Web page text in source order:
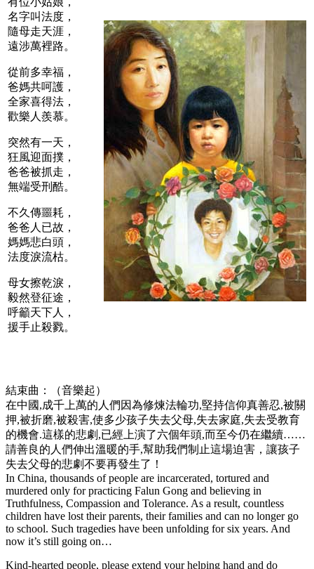
名字叫法度，
隨母走天涯，
遠涉萬裡路。
從前多幸福，
爸媽共呵護，
全家喜得法，
歡樂人羨慕。
突然有一天，
狂風迎面撲，
爸爸被抓走，
無端受刑酷。
不久傳噩耗，
爸爸人已故，
媽媽悲白頭，
法度淚流枯。
母女擦乾淚，
毅然登征途，
呼籲天下人，
援手止殺戮。
結束曲：（音樂起）
在中國,成千上萬的人們因為修煉法輪功,堅持信仰真善忍,被關
押,被折磨,被殺害,使多少孩子失去父母,失去家庭,失去受教育
的機會.這樣的悲劇,已經上演了六個年頭,而至今仍在繼續……
請善良的人們伸出溫暖的手,幫助我們制止這場迫害，讓孩子
失去父母的悲劇不要再發生了！
In China, thousands of people are incarcerated, tortured and
murdered only for practicing Falun Gong and believing in
Truthfulness, Compassion and Tolerance. As a result, countless
children have lost their parents, their families and can no longer go
to school. Such tragedies have been unfolding for six years. And
now it’s still going on…
Kind-hearted people, please extend your helping hand and do